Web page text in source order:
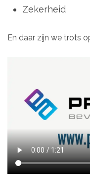
Zekerheid
En daar zijn we trots